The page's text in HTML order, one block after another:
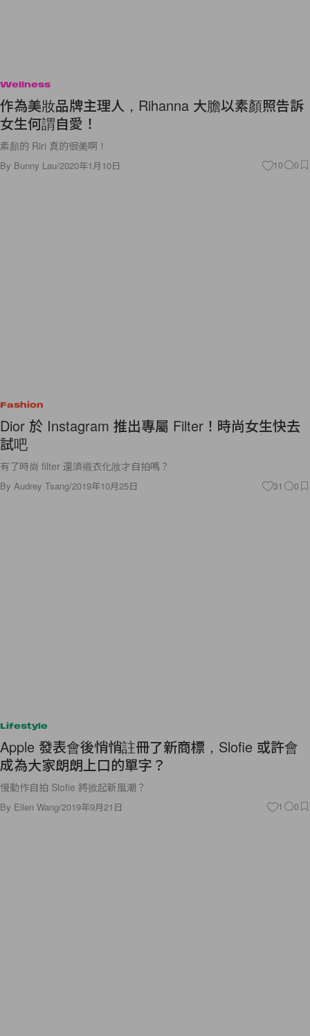
Wellness
作為美妝品牌主理人，Rihanna 大膽以素顏照告訴
女生何謂自愛！
素顏的 Riri 真的很美啊！
By Bunny Lau/2020年1月10日 10 0
Fashion
Dior 於 Instagram 推出專屬 Filter！時尚女生快去
試吧
有了時尚 filter 還須襯衣化妝才自拍嗎？
By Audrey Tsang/2019年10月25日 31 0
Lifestyle
Apple 發表會後悄悄註冊了新商標，Slofie 或許會
成為大家朗朗上口的單字？
慢動作自拍 Slofie 將掀起新風潮？
By Ellen Wang/2019年9月21日 1 0